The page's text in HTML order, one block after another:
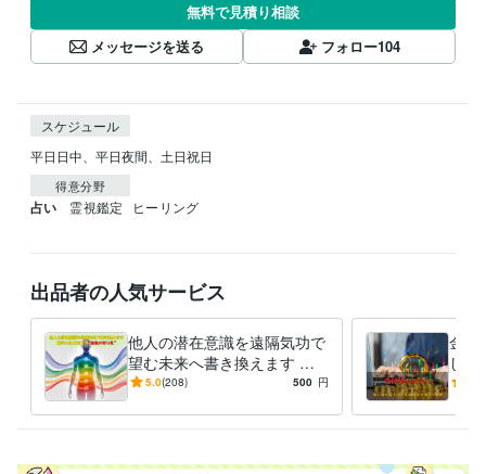
無料で見積り相談
メッセージを送る
フォロー104
スケジュール
平日日中、平日夜間、土日祝日
得意分野
占い 霊視鑑定 ヒーリング
出品者の人気サービス
他人の潜在意識を遠隔気功で
望む未来へ書き換えます 相
手の心・態度・行動が変わら
す
5.0(208) 500 円
金貨
し
別